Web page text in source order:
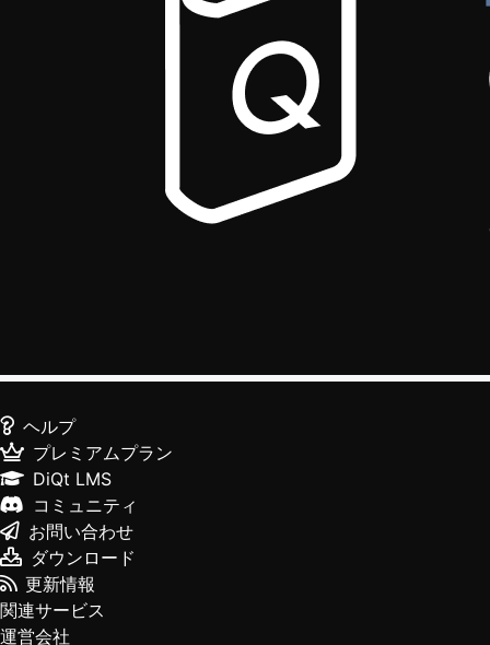
ヘルプ
プレミアムプラン
DiQt LMS
コミュニティ
お問い合わせ
ダウンロード
更新情報
関連サービス
運営会社